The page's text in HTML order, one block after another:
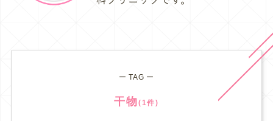
ー TAG ー
干物(1件)